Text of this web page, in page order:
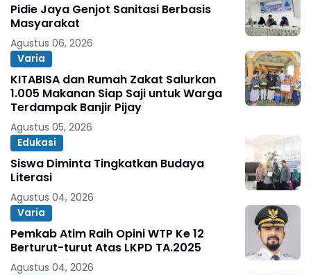
Pidie Jaya Genjot Sanitasi Berbasis
Masyarakat
Agustus 06, 2026
Varia
KITABISA dan Rumah Zakat Salurkan
1.005 Makanan Siap Saji untuk Warga
Terdampak Banjir Pijay
Agustus 05, 2026
Edukasi
Siswa Diminta Tingkatkan Budaya
Literasi
Agustus 04, 2026
Varia
Pemkab Atim Raih Opini WTP Ke 12
Berturut-turut Atas LKPD TA.2025
Agustus 04, 2026